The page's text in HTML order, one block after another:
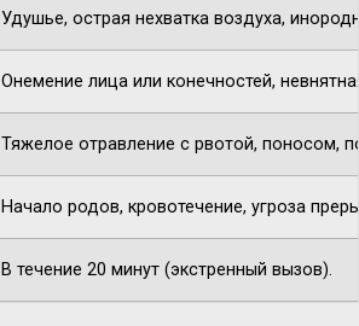
Удушье, острая нехватка воздуха,
Онемение лица или конечностей,
Тяжелое отравление с рвотой, поносом,
Начало родов, кровотечение, угроза
В течение 20 минут (экстренный вызов).